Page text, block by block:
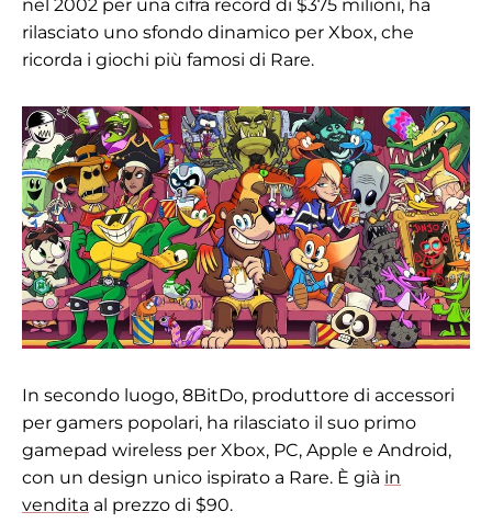
nel 2002 per una cifra record di $375 milioni, ha
rilasciato uno sfondo dinamico per Xbox, che
ricorda i giochi più famosi di Rare.
In secondo luogo, 8BitDo, produttore di accessori
per gamers popolari, ha rilasciato il suo primo
gamepad wireless per Xbox, PC, Apple e Android,
con un design unico ispirato a Rare. È già in
vendita al prezzo di $90.